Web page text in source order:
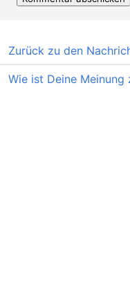
Zurück zu den
Wie ist Deine Meinung